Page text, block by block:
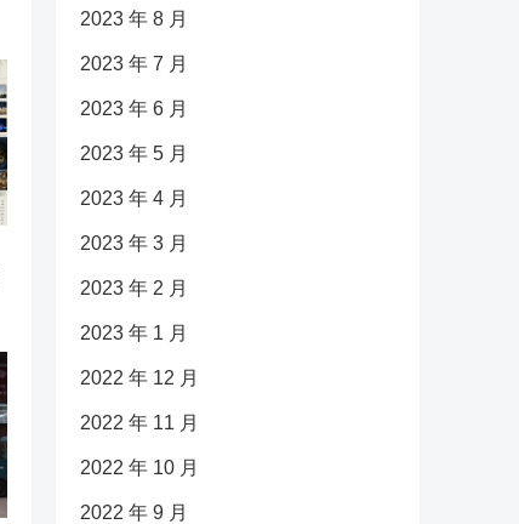
2023 年 8 月
2023 年 7 月
2023 年 6 月
2023 年 5 月
2023 年 4 月
2023 年 3 月
2023 年 2 月
2023 年 1 月
2022 年 12 月
2022 年 11 月
2022 年 10 月
2022 年 9 月